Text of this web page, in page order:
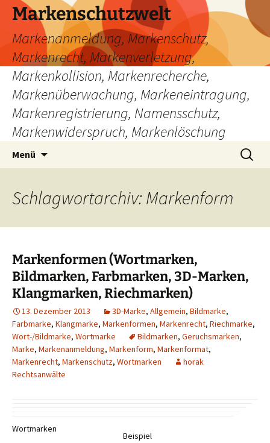
Zum
Inhalt
springen
Markenschutzwelt
Markenanmeldung, Markenschutz,
Markenrecht, Markenverletzung,
Markenkollision, Markenrecherche,
Markenüberwachung, Markeneintragung,
Markenregistrierung, Namensschutz,
Markenwiderspruch, Markenlöschung
Menü
Suchen
nach:
Schlagwortarchiv: Markenform
Markenformen (Wortmarken,
Bildmarken, Farbmarken, 3D-Marken,
Klangmarken, Riechmarken)
13. Dezember 2013 3D-Marke, Allgemein, Bildmarke,
Farbmarke, Klangmarke, Markenformen, Markenrecht, Riechmarke,
Wort-/Bildmarke, Wortmarke Bildmarken, Geruchsmarken,
Marke, Markenanmeldung, Markenform, Markenformat,
Markenrecht, Markenschutz, Wortmarken
horak
Rechtsanwälte
Wortmarken
Beispiel